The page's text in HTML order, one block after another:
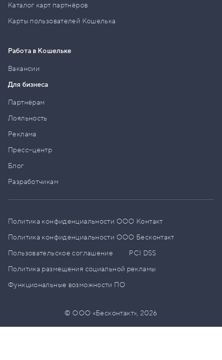
Каталог карт партнёров
Карты пользователей Кошелька
Работа в Кошельке
Вакансии
Для бизнеса
Партнёрам
Лояльность
Реклама
Пресс–центр
Блог
Разработчикам
Политика конфиденциальности ООО Контакт
Политика конфиденциальности ООО Бесконтакт
Пользовательское соглашение
PCI DSS
Политика размещения социальной рекламы
Функциональные возможности ПО
© ООО «Бесконтакт»,2026